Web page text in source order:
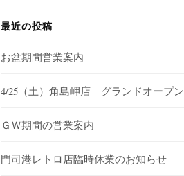
最近の投稿
お盆期間営業案内
4/25（土）角島岬店 グランドオープン
ＧＷ期間の営業案内
門司港レトロ店臨時休業のお知らせ